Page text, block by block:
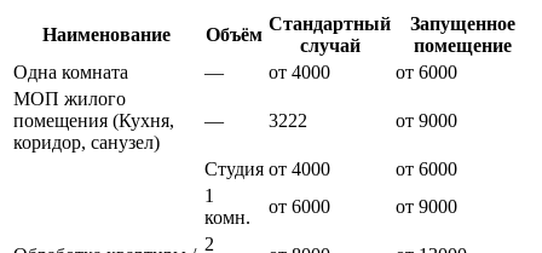
Наименование Объём
Стандартный
случай
Запущенное
помещение
Одна комната
— от 4000
от 6000
МОП жилого
помещения (Кухня,
коридор, санузел)
— 3222 от 9000
Студия от 4000
от 6000
1
комн.
от 6000
от 9000
2